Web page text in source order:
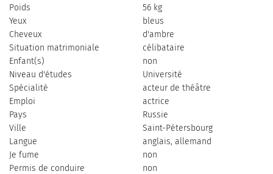
Poids
56 kg
Yeux
bleus
Cheveux
d'ambre
Situation matrimoniale
célibataire
Enfant(s)
non
Niveau d'études
Université
Spécialité
acteur de théâtre
Emploi
actrice
Pays
Russie
Ville
Saint-Pétersbourg
Langue
anglais, allemand
Je fume
non
Permis de conduire
non